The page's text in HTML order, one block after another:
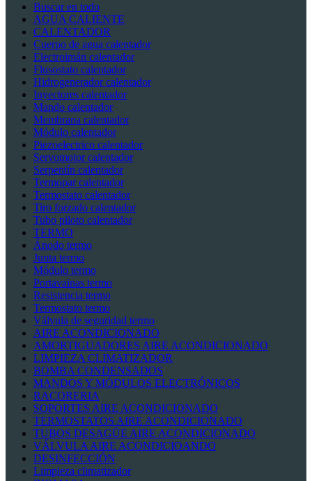
Buscar en todo
AGUA CALIENTE
CALENTADOR
Cuerpo de agua calentador
Electroimán calentador
Flusostato calentador
Hidrogenerador calentador
Inyectores calentador
Mando calentador
Membrana calentador
Módulo calentador
Piezoelectrico calentador
Servomotor calentador
Serpentín calentador
Termopar calentador
Termostato calentador
Tiro forzado calentador
Tubo piloto calentador
TERMO
Ánodo termo
Junta termo
Módulo termo
Portavainas termo
Resistencia termo
Termostato termo
Válvula de seguridad termo
AIRE ACONDICIONADO
AMORTIGUADORES AIRE ACONDICIONADO
LIMPIEZA CLIMATIZADOR
BOMBA CONDENSADOS
MANDOS Y MÓDULOS ELECTRÓNICOS
RACORERIA
SOPORTES AIRE ACONDICIONADO
TERMOSTATOS AIRE ACONDICIONADO
TUBOS DESAGÜE AIRE ACONDICIONADO
VÁLVULA AIRE ACONDICIOANDO
DESINFECCIÓN
Limpieza climatizador